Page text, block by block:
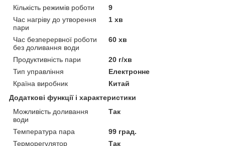
Кількість режимів роботи
9
Час нагріву до утворення
пари
1 хв
Час безперервної роботи
без доливання води
60 хв
Продуктивність пари
20 г/хв
Тип управління
Електронне
Країна виробник
Китай
Додаткові функції і характеристики
Можливість доливання
води
Так
Температура пара
99 град.
Терморегулятор
Так